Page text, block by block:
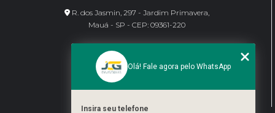
R. dos Jasmin, 297 - Jardim Primavera,
Mauá - SP - CEP: 09361-220
CONTATO
(11) 95462-8630
bene@jcgdivisorias.com
Olá! Fale agora pelo WhatsApp
Insira seu telefone